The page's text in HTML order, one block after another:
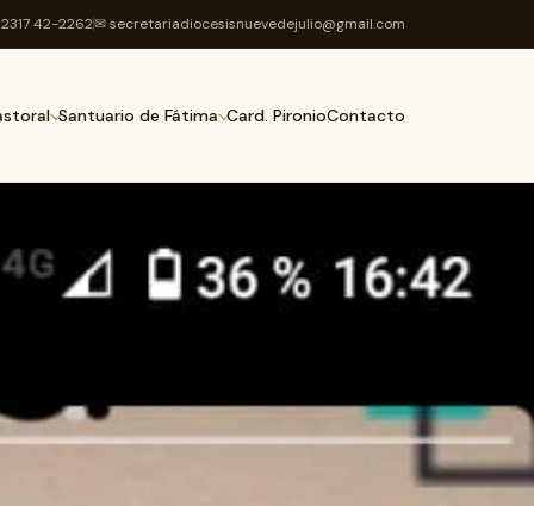
42-2262✉ secretariadiocesisnuevedejulio@gmail.com
Santuario de Fátima Card. PironioContacto